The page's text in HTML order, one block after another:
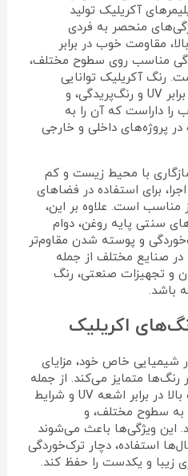
آکریلیک تولید
منحصر به فردی
مقاومت خوب در برابر
مناسب روی سطوح مختلف،
رنگ آکریلیک توانایی
پوشش‌دهی بالا، مقاومت در برابر UV و رنگ‌پریدگی، و
را داراست که آن را به
در پروژه‌های داخلی و خارجی
با محیط زیست و کم
برای استفاده در فضاهای
است. علاوه بر این،
سنتی پایه روغن، دوام
و پوسته شدن مقاوم‌تر
صنایع مختلف از جمله
و تجهیزات صنعتی، رنگ
باشد.
اکریلیک
شیمیایی خاص خود، مزایای
رنگ‌ها متمایز می‌کند. از جمله
این مزایا می‌توان به مقاومت بالا در برابر اشعه UV و شرایط
به سطوح مختلف، و
این ویژگی‌ها باعث می‌شوند
استفاده، دچار ترک‌خوردگی
زیبا و یکدست را حفظ کند.